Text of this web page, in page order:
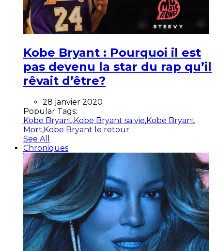
Kobe Bryant : Pourquoi il est
pas devenu la star du rap qu’il
rêvait d’être?
28 janvier 2020
Popular Tags:
Kobe Bryant,Kobe Bryant sa vie,Kobe Bryant
Mort,Kobe Bryant le retour
See All
Chroniques